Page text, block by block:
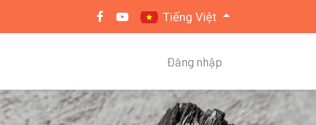
Tiếng Việt
Đăng nhập